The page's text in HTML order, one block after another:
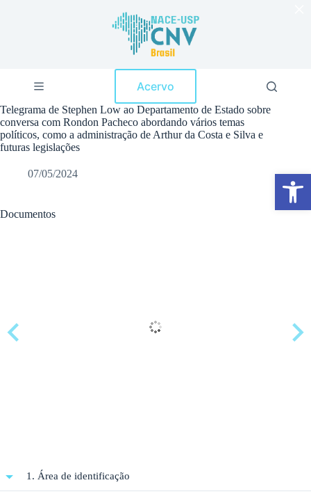
Abrir a barra de ferramentas
a
o
c
o
d
Acervo
Telegrama de Stephen Low ao Departamento de Estado sobre
conversa com Rondon Pacheco abordando vários temas
políticos, como a administração de Arthur da Costa e Silva e
futuras legislações
07/05/2024
Documentos
1. Área de identificação